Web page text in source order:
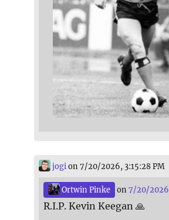
jogi on 7/20/2026, 3:15:28 PM
Ortwin Pinke on7/20/
R.I.P. Kevin Keegan 🙏